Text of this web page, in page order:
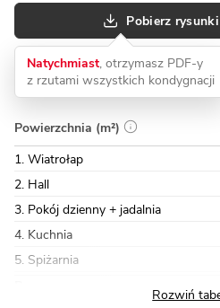
Pobierz
Natychmiast, otrzymasz PDF-y
z rzutami wszystkich kondygnacji
Powierzchnia (m²)
1. Wiatrołap
2. Hall
3. Pokój dzienny + jadalnia
4. Kuchnia
5. Spiżarnia